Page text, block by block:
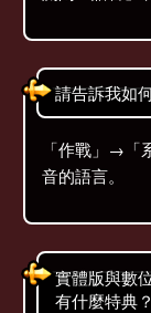
請告訴我如
「作戰」→「
音的語言。
實體版與數
有什麼特典？